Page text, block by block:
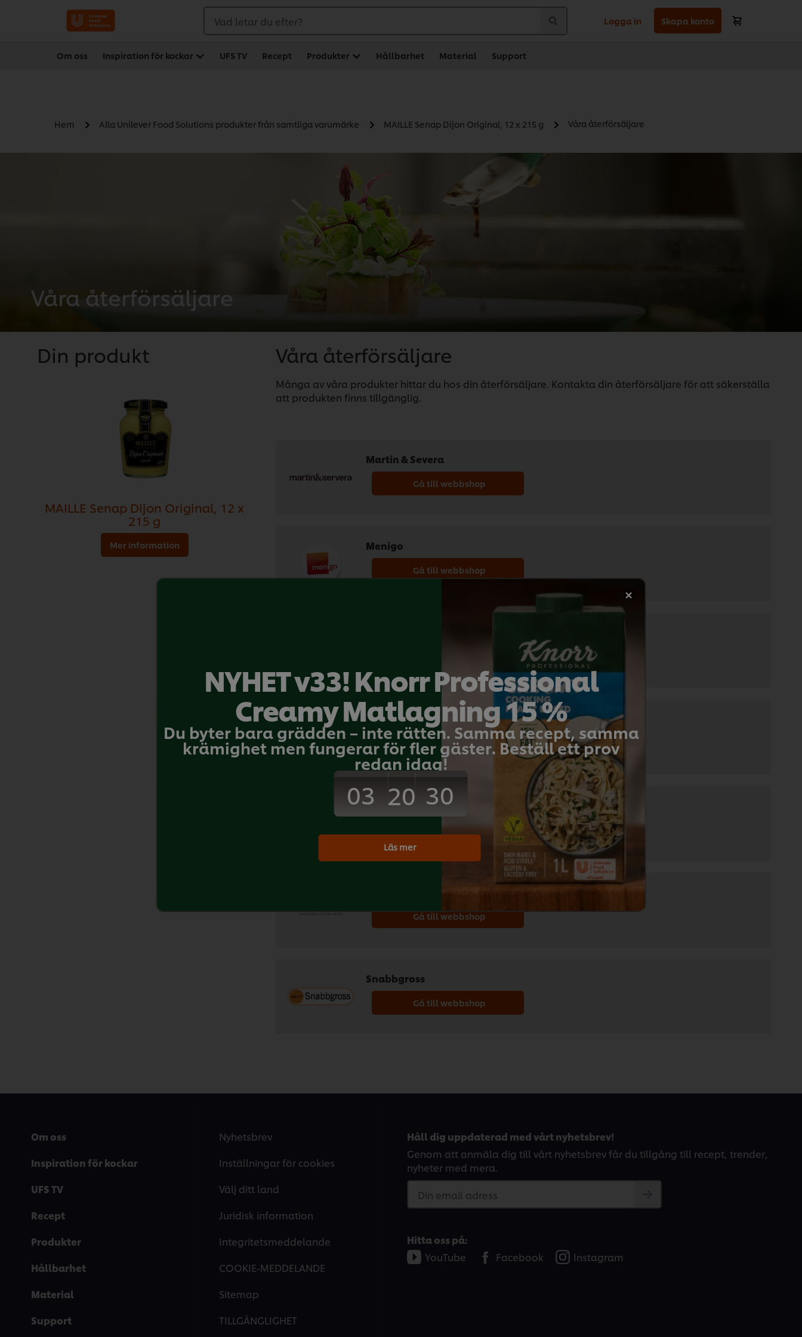
Vad letar du efter? Logga in Skapa konto
Om oss Inspiration för kockar UFS TV Recept Produkter Hållbarhet Material Support
Hem Alla Unilever Food Solutions produkter från samtliga varumärke MAILLE Senap Dijon Original, 12 x 215 g Våra återförsäljare
Våra återförsäljare
Våra återförsäljare
Många av våra produkter hittar du hos din återförsäljare. Kontakta din återförsäljare för att säkerställa
att produkten finns tillgänglig.
Martin & Severa
Gå till webbshop
Menigo
Gå till webbshop
Chefs Culinar
Gå till webbshop
Mårdskog & Lindkvist
Gå till webbshop
Snabbgross
Gå till webbshop
Din produkt
MAILLE Senap Dijon Original, 12 x
215 g
Mer information
NYHET v33! Knorr Professional
Creamy Matlagning 15 %
Du byter bara grädden – inte rätten. Samma recept, samma
krämighet men fungerar för fler gäster. Beställ ett prov
redan idag!
03 20 30
Läs mer
Om oss
Inspiration för kockar
UFS TV
Recept
Produkter
Hållbarhet
Material
Support
Nyhetsbrev
Inställningar för cookies
Välj ditt land
Juridisk information
Integritetsmeddelande
COOKIE-MEDDELANDE
Sitemap
TILLGÄNGLIGHET
Håll dig uppdaterad med vårt nyhetsbrev!
Genom att anmäla dig till vårt nyhetsbrev får du tillgång till recept, trender,
nyheter med mera.
Din email adress
Hitta oss på:
YouTube
Facebook Instagram